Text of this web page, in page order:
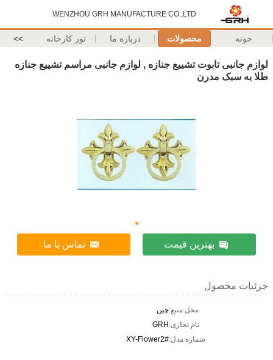
WENZHOU GRH MANUFACTURE CO.,LTD
خونه محصولات درباره ما تور کارخانه >>
لوازم جانبی تابوت تشییع جنازه , لوازم جانبی مراسم تشییع جنازه
طلا به سبک مدرن
بهترین قیمت تماس با ما
جزئیات محصول
محل منبع:چین
نام تجاری:GRH
شماره مدل:XY-Flower2#